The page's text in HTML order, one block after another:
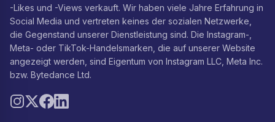
-Likes und -Views verkauft. Wir haben viele Jahre Erfahrung in
Social Media und vertreten keines der sozialen Netzwerke,
die Gegenstand unserer Dienstleistung sind. Die Instagram-,
Meta- oder TikTok-Handelsmarken, die auf unserer Website
angezeigt werden, sind Eigentum von Instagram LLC, Meta Inc.
bzw. Bytedance Ltd.